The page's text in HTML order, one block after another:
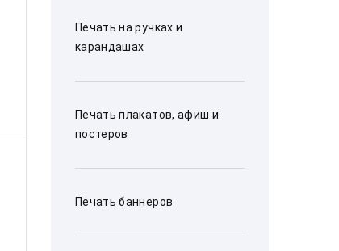
Печать на ручках и
карандашах
Печать плакатов, афиш и
постеров
Печать баннеров